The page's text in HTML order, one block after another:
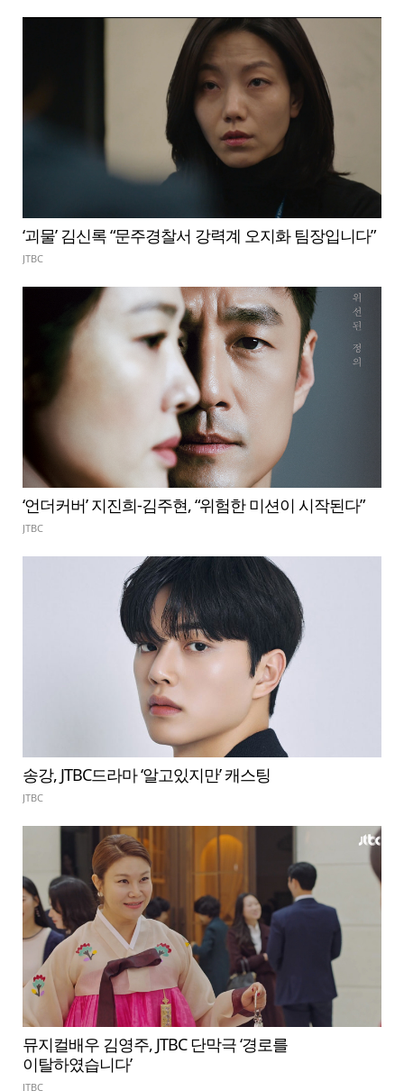
‘괴물’ 김신록 “문주경찰서 강력계 오지화 팀장입니다”
JTBC
‘언더커버’ 지진희-김주현, “위험한 미션이 시작된다”
JTBC
송강, JTBC드라마 ‘알고있지만’ 캐스팅
JTBC
뮤지컬배우 김영주, JTBC 단막극 ‘경로를
이탈하였습니다’
JTBC